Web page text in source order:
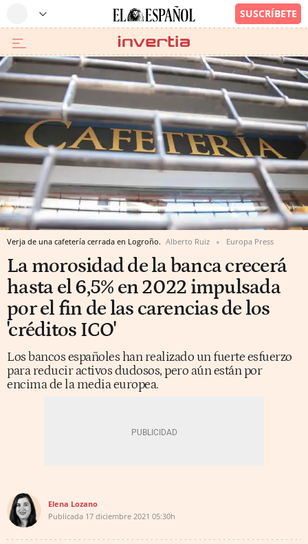
Verja de una cafetería cerrada en Logroño. Alberto Ruiz Europa Press
La morosidad de la banca crecerá
hasta el 6,5% en 2022 impulsada
por el fin de las carencias de los
'créditos ICO'
Los bancos españoles han realizado un fuerte esfuerzo
para reducir activos dudosos, pero aún están por
encima de la media europea.
Elena Lozano
Publicada 17 diciembre 2021 05:30h